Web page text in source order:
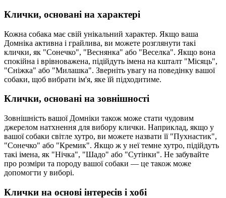
Клички, основані на характері
Кожна собака має свій унікальний характер. Якщо ваша
Домніка активна і грайлива, ви можете розглянути такі
клички, як "Сонечко", "Веснянка" або "Веселка". Якщо вона
спокійна і врівноважена, підійдуть імена на кшталт "Місяць",
"Сніжка" або "Милашка". Зверніть увагу на поведінку вашої
собаки, щоб вибрати ім'я, яке їй підходитиме.
Клички, основані на зовнішності
Зовнішність вашої Домніки також може стати чудовим
джерелом натхнення для вибору клички. Наприклад, якщо у
вашої собаки світле хутро, ви можете назвати її "Пухнастик",
"Сонечко" або "Кремик". Якщо ж у неї темне хутро, підійдуть
такі імена, як "Нічка", "Шадо" або "Сутінки". Не забувайте
про розміри та породу вашої собаки — це також може
допомогти у виборі.
Клички на основі інтересів і хобі